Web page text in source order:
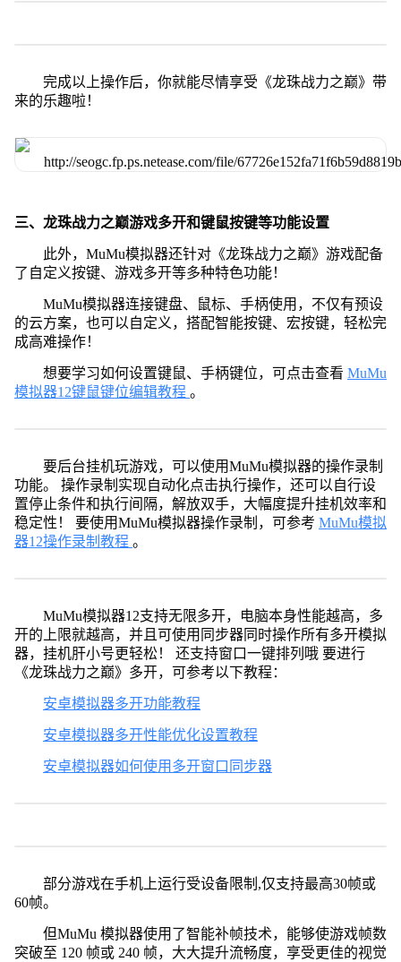
完成以上操作后，你就能尽情享受《龙珠战力之巅》带
来的乐趣啦！
三、龙珠战力之巅游戏多开和键鼠按键等功能设置
此外，MuMu模拟器还针对《龙珠战力之巅》游戏配备
了自定义按键、游戏多开等多种特色功能！
MuMu模拟器连接键盘、鼠标、手柄使用，不仅有预设
的云方案，也可以自定义，搭配智能按键、宏按键，轻松完
成高难操作！
想要学习如何设置键鼠、手柄键位，可点击查看 MuMu
模拟器12键鼠键位编辑教程 。
要后台挂机玩游戏，可以使用MuMu模拟器的操作录制
功能。 操作录制实现自动化点击执行操作，还可以自行设
置停止条件和执行间隔，解放双手，大幅度提升挂机效率和
稳定性！ 要使用MuMu模拟器操作录制，可参考 MuMu模拟
器12操作录制教程 。
MuMu模拟器12支持无限多开，电脑本身性能越高，多
开的上限就越高，并且可使用同步器同时操作所有多开模拟
器，挂机肝小号更轻松！ 还支持窗口一键排列哦 要进行
《龙珠战力之巅》多开，可参考以下教程：
安卓模拟器多开功能教程
安卓模拟器多开性能优化设置教程
安卓模拟器如何使用多开窗口同步器
部分游戏在手机上运行受设备限制,仅支持最高30帧或
60帧。
但MuMu 模拟器使用了智能补帧技术，能够使游戏帧数
突破至 120 帧或 240 帧，大大提升流畅度，享受更佳的视觉